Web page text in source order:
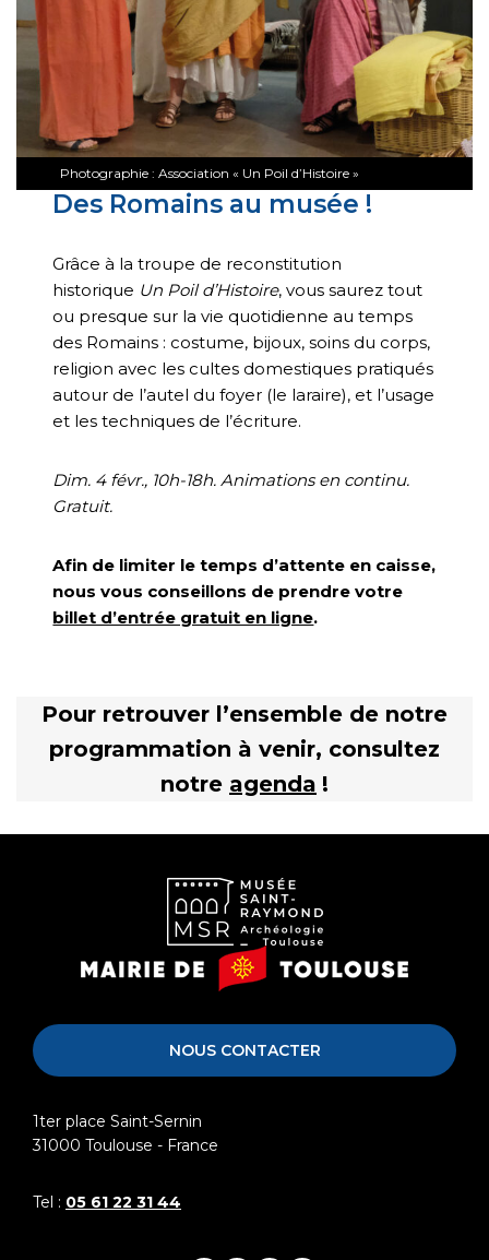
Photographie : Association « Un Poil d’Histoire »
Des Romains au musée !
Grâce à la troupe de reconstitution
historique Un Poil d’Histoire, vous saurez tout
ou presque sur la vie quotidienne au temps
des Romains : costume, bijoux, soins du corps,
religion avec les cultes domestiques pratiqués
autour de l’autel du foyer (le laraire), et l’usage
et les techniques de l’écriture.
Dim. 4 févr., 10h-18h. Animations en continu.
Gratuit.
Afin de limiter le temps d’attente en caisse,
nous vous conseillons de prendre votre
billet d’entrée gratuit en ligne.
Pour retrouver l’ensemble de notre
programmation à venir, consultez
notre agenda !
Musée
Saint-
Mairie
de
NOUS CONTACTER
1ter place Saint-Sernin
31000 Toulouse - France
Tel : 05 61 22 31 44